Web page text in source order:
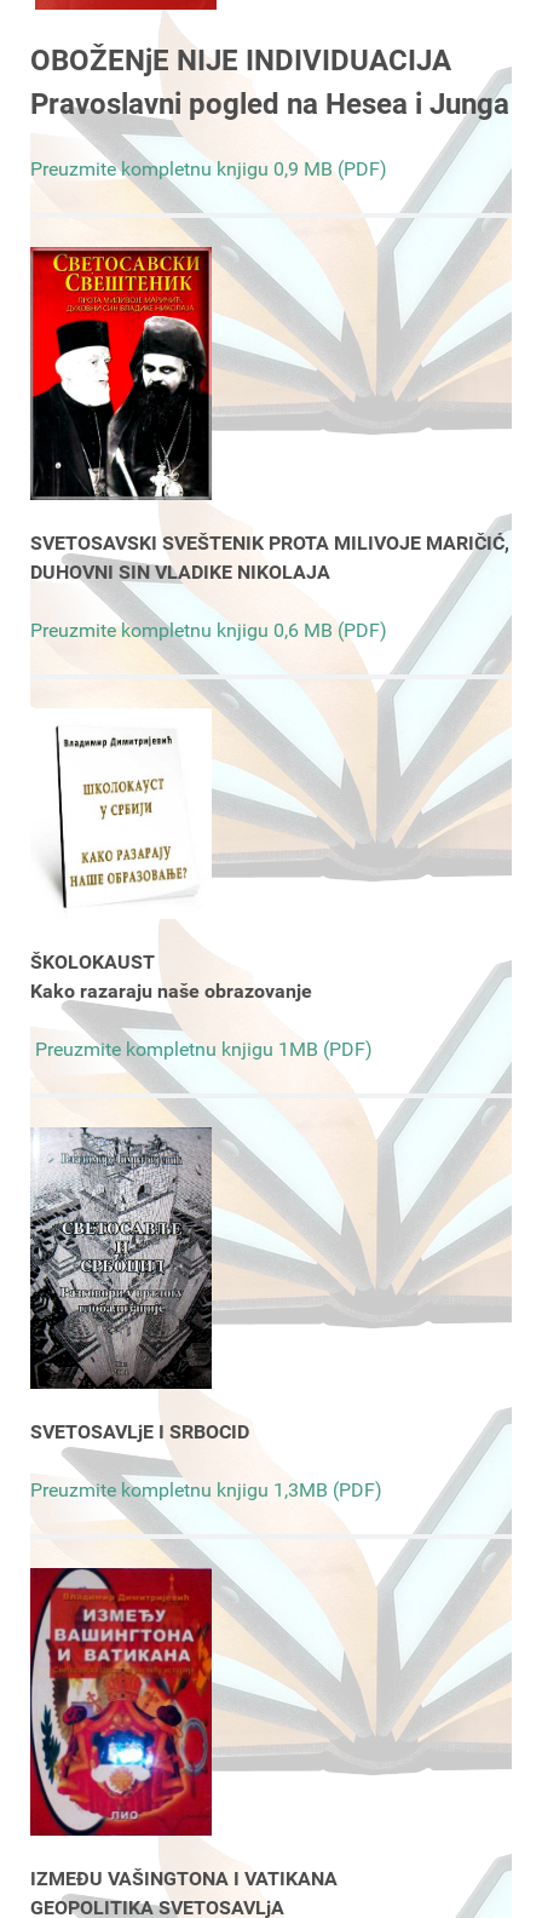
OBOŽENjE NIJE INDIVIDUACIJA
Pravoslavni pogled na Hesea i Junga
Preuzmite kompletnu knjigu 0,9 MB (PDF)
SVETOSAVSKI SVEŠTENIK PROTA MILIVOJE MARIČIĆ,
DUHOVNI SIN VLADIKE NIKOLAJA
Preuzmite kompletnu knjigu 0,6 MB (PDF)
ŠKOLOKAUST
Kako razaraju naše obrazovanje
Preuzmite kompletnu knjigu 1MB (PDF)
SVETOSAVLjE I SRBOCID
Preuzmite kompletnu knjigu 1,3MB (PDF)
IZMEĐU VAŠINGTONA I VATIKANA
GEOPOLITIKA SVETOSAVLjA